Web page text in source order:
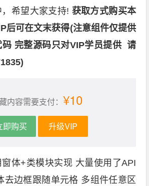
希望大家支持! 获取方式购买本
后可在文末获得(注意组件仅提供
码 完整源码只对VIP学员提供 请
内容需要支付： ¥10
即购买 升级VIP
体+类模块实现 大量使用了API
去边框跟随单元格 多组件任意区